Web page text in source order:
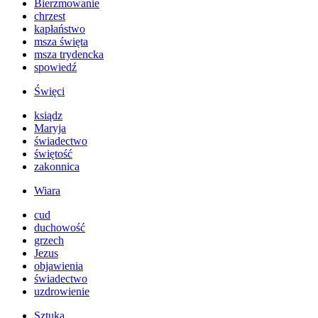
Bierzmowanie
chrzest
kapłaństwo
msza święta
msza trydencka
spowiedź
Święci
ksiądz
Maryja
świadectwo
świętość
zakonnica
Wiara
cud
duchowość
grzech
Jezus
objawienia
świadectwo
uzdrowienie
Sztuka